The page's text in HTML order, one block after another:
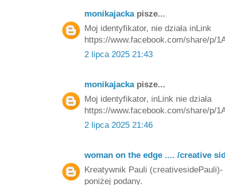
monikajackapisze...
Moj identyfikator, nie działa inLink
https://www.facebook.com/share/p/
2 lipca 2025 21:43
monikajackapisze...
Moj identyfikator, inLink nie działa
https://www.facebook.com/share/p/
2 lipca 2025 21:46
woman on the edge .... /creative
Kreatywnik Pauli
poniżej podany.